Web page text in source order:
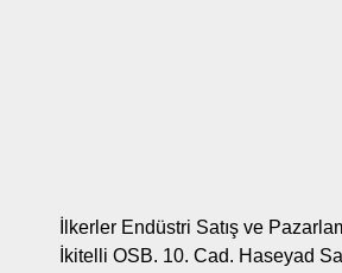
İlkerler Endüstri Satış ve
İkitelli OSB. 10. Cad. Haseyad